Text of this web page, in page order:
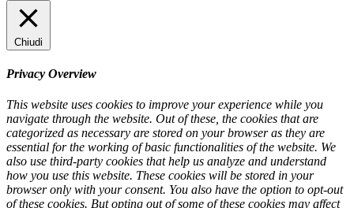
Chiudi
Privacy Overview
This website uses cookies to improve your experience while you
navigate through the website. Out of these, the cookies that are
categorized as necessary are stored on your browser as they are
essential for the working of basic functionalities of the website. We
also use third-party cookies that help us analyze and understand
how you use this website. These cookies will be stored in your
browser only with your consent. You also have the option to opt-out
of these cookies. But opting out of some of these cookies may affect